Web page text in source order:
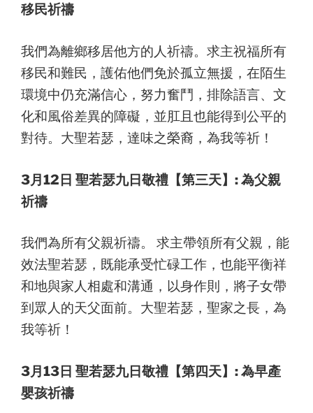
移民祈禱
我們為離鄉移居他方的人祈禱。求主祝福所有
移民和難民，護佑他們免於孤立無援，在陌生
環境中仍充滿信心，努力奮鬥，排除語言、文
化和風俗差異的障礙，並肛且也能得到公平的
對待。大聖若瑟，達味之榮裔，為我等祈！
3月12日 聖若瑟九日敬禮【第三天】: 為父親
祈禱
我們為所有父親祈禱。 求主帶領所有父親，能
效法聖若瑟，既能承受忙碌工作，也能平衡祥
和地與家人相處和溝通，以身作則，將子女帶
到眾人的天父面前。大聖若瑟，聖家之長，為
我等祈！
3月13日 聖若瑟九日敬禮【第四天】: 為早產
嬰孩祈禱